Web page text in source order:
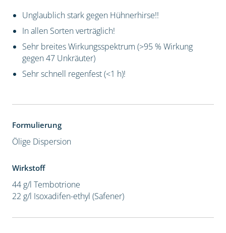
Unglaublich stark gegen Hühnerhirse!!
In allen Sorten verträglich!
Sehr breites Wirkungsspektrum (>95 % Wirkung
gegen 47 Unkräuter)
Sehr schnell regenfest (<1 h)!
Formulierung
Ölige Dispersion
Wirkstoff
44 g/l Tembotrione
22 g/l Isoxadifen-ethyl (Safener)